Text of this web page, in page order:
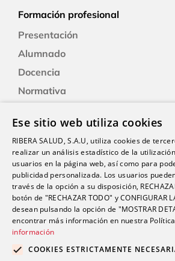
Formación profesional
Presentación
Alumnado
Docencia
Normativa
Alexia: plataforma educativa
Nuestro centro
Historia
Servicios e instalaciones
Ese sitio web utiliza cookies
RIBERA SALUD, S.A.U, utiliza cookies de
realizar un análisis estadístico de la
usuarios en la página web, así como para
publicidad personalizada. Los usuarios
través de la opción a su disposición,
botón de "RECHAZAR TODO" y CONFIGURAR
desean pulsando la opción de "MOSTRAR
encontrar más información en nuestra
información
COOKIES ESTRICTAMENTE